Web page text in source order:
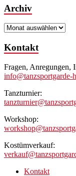
Archiv
Archiv
Kontakt
Fragen, Anregungen,
info@tanzsportgarde-
Tanzturnier:
Workshop:
Kostümverkauf:
Kontakt